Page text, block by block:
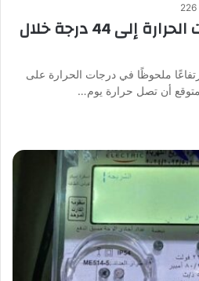
226
تحذير من ارتفاع درجات الحرارة إلى 44 درجة خلال
ملحوظًا في درجات الحرارة على
أن تصل حرارة يوم…